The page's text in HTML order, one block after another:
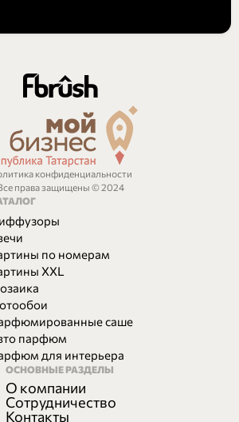
конфиденциальности
права защищены © 2024
по номерам
XXL
саше
парфюм
для интерьера
ОСНОВНЫЕ РАЗДЕЛЫ
О компании
Сотрудничество
Контакты